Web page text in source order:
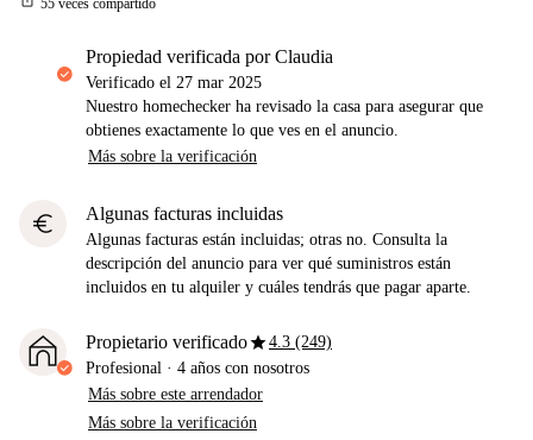
55 veces compartido
propiedad verificada por Claudia
Verificado el 27 mar 2025
Nuestro homechecker ha revisado la casa para asegurar que
obtienes exactamente lo que ves en el anuncio.
Más sobre la verificación
euro Algunas facturas incluidas
Algunas facturas están incluidas; otras no. Consulta la
descripción del anuncio para ver qué suministros están
incluidos en tu alquiler y cuáles tendrás que pagar aparte.
Propietario verificadostar4.3 (249)
Profesional · 4 años con nosotros
Más sobre este arrendador
Más sobre la verificación